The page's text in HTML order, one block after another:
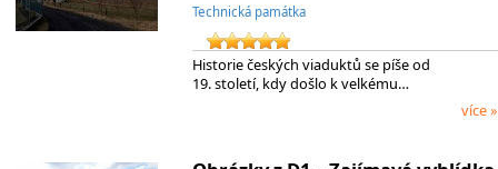
Technická památka
Historie českých viaduktů se píše od
19. století, kdy došlo k velkému…
více »